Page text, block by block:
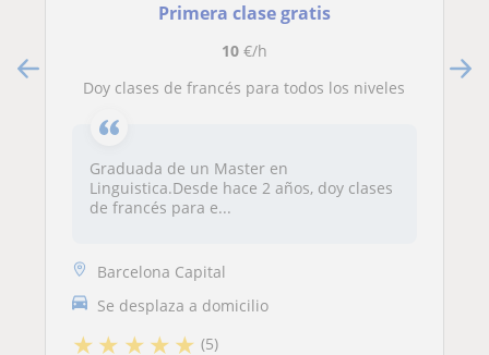
Primera clase gratis
10€/h
Doy clases de francés para todos los niveles
Graduada de un Master en
Linguistica.Desde hace 2 años, doy clases
de francés para e...
Barcelona Capital
Se desplaza a domicilio
★★ ★★★ (5)